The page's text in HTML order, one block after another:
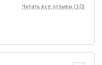
Читать все отзывы (10)